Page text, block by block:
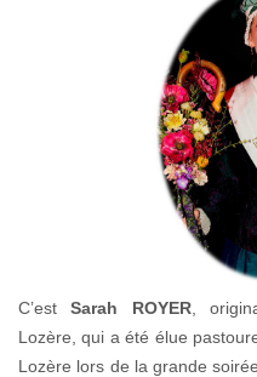
C’estSarah ROYER,
Lozère, qui a été élue
Lozère lors de la grande